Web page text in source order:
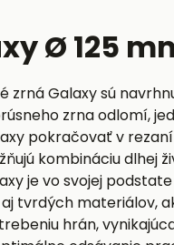
Ø 125
zrná Galaxy sú
zrna odlomí,
pokračovať v
kombináciu dlhej
je vo svojej
tvrdých materiálov,
hrán,